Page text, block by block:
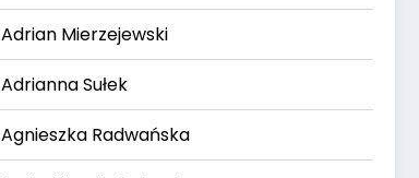
Adrian Mierzejewski
Adrianna Sułek
Agnieszka Radwańska